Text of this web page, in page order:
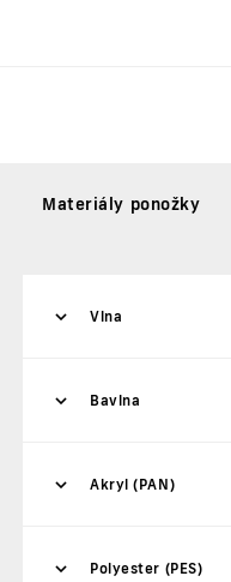
Materiály ponožky
Vlna
Bavlna
Akryl (PAN)
Polyester (PES)